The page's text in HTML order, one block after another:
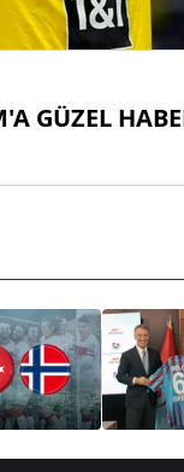
GÜZEL